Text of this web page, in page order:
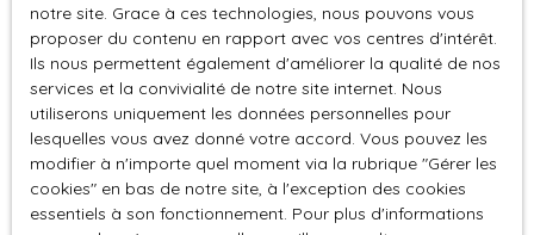
Pertinence
Trier par Créer une alerte
notre site. Grace à ces technologies, nous pouvons vous
proposer du contenu en rapport avec vos centres d'intérêt.
Ils nous permettent également d'améliorer la qualité de nos
services et la convivialité de notre site internet. Nous
utiliserons uniquement les données personnelles pour
lesquelles vous avez donné votre accord. Vous pouvez les
modifier à n'importe quel moment via la rubrique ″Gérer les
cookies″ en bas de notre site, à l'exception des cookies
essentiels à son fonctionnement. Pour plus d'informations